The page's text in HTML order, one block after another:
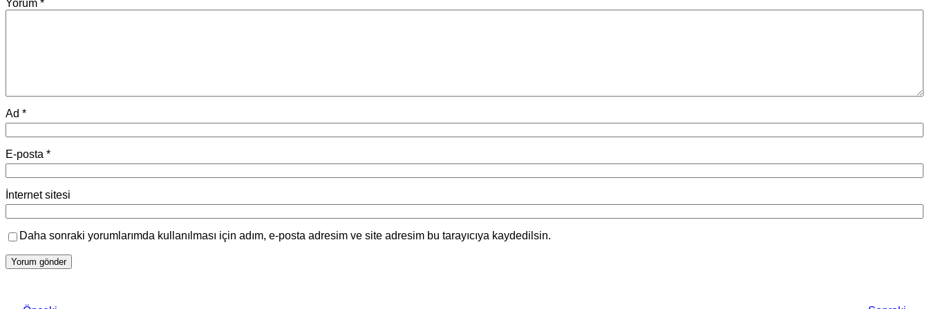
Yorum *
Ad *
E-posta *
İnternet sitesi
Daha sonraki yorumlarımda kullanılması için adım, e-posta adresim ve site adresim bu tarayıcıya kaydedilsin.